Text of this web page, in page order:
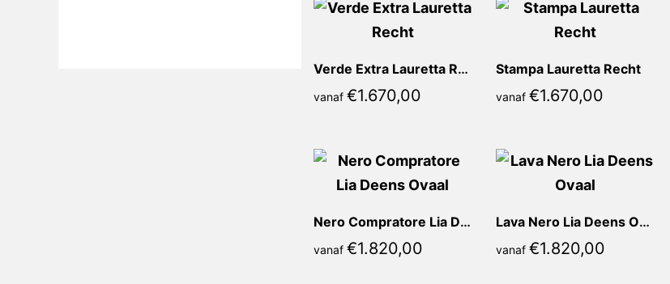
Verde Extra Lauretta Recht
vanaf €1.670,00
Stampa Lauretta Recht
vanaf €1.670,00
Nero Compratore Lia Deens Ovaal
vanaf €1.820,00
Lava Nero Lia Deens Ovaal
vanaf €1.820,00